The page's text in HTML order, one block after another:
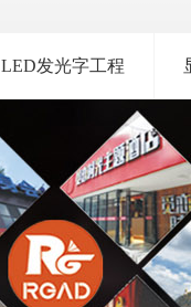
LED发光字工程